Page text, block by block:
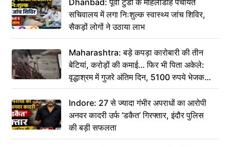
Dhanbad: पूर्वी टुंडी के मोहलीडीह पंचायत
सचिवालय में लगा निःशुल्क स्वास्थ्य जांच शिविर,
सैकड़ों लोगों ने उठाया लाभ
Maharashtra: बड़े कपड़ा कारोबारी की तीन
बेटियां, करोड़ों की कमाई… फिर भी पिता अकेले:
वृद्धाश्रम में गुजरे अंतिम दिन, 5100 रुपये भेजकर
कहा– अंतिम संस्कार कर दीजिए हम नहीं आ पाएंगे
Indore: 27 से ज्यादा गंभीर अपराधों का आरोपी
अनवर कादरी उर्फ ‘डकैत’ गिरफ्तार, इंदौर पुलिस
की बड़ी सफलता